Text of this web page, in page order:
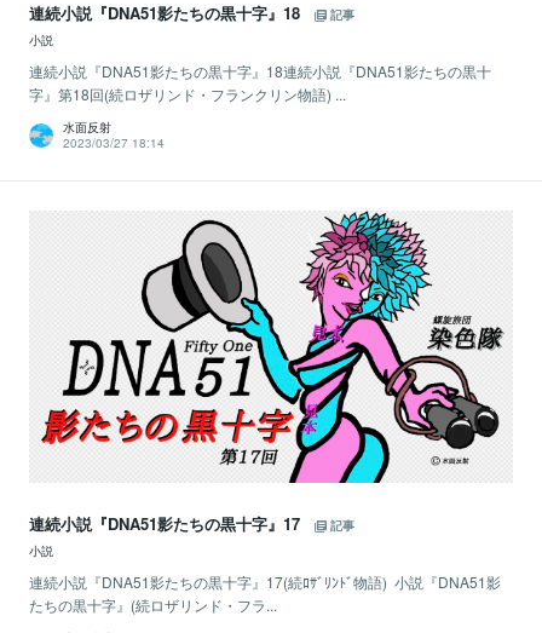
連続小説『DNA51影たちの黒十字』18
記事
小説
連続小説『DNA51影たちの黒十字』18連続小説『DNA51影たちの黒十
字』第18回(続ロザリンド・フランクリン物語) ...
水面反射
2023/03/27 18:14
連続小説『DNA51影たちの黒十字』17
記事
小説
連続小説『DNA51影たちの黒十字』17(続ﾛｻﾞﾘﾝﾄﾞ物語) 小説『DNA51影
たちの黒十字』(続ロザリンド・フラ...